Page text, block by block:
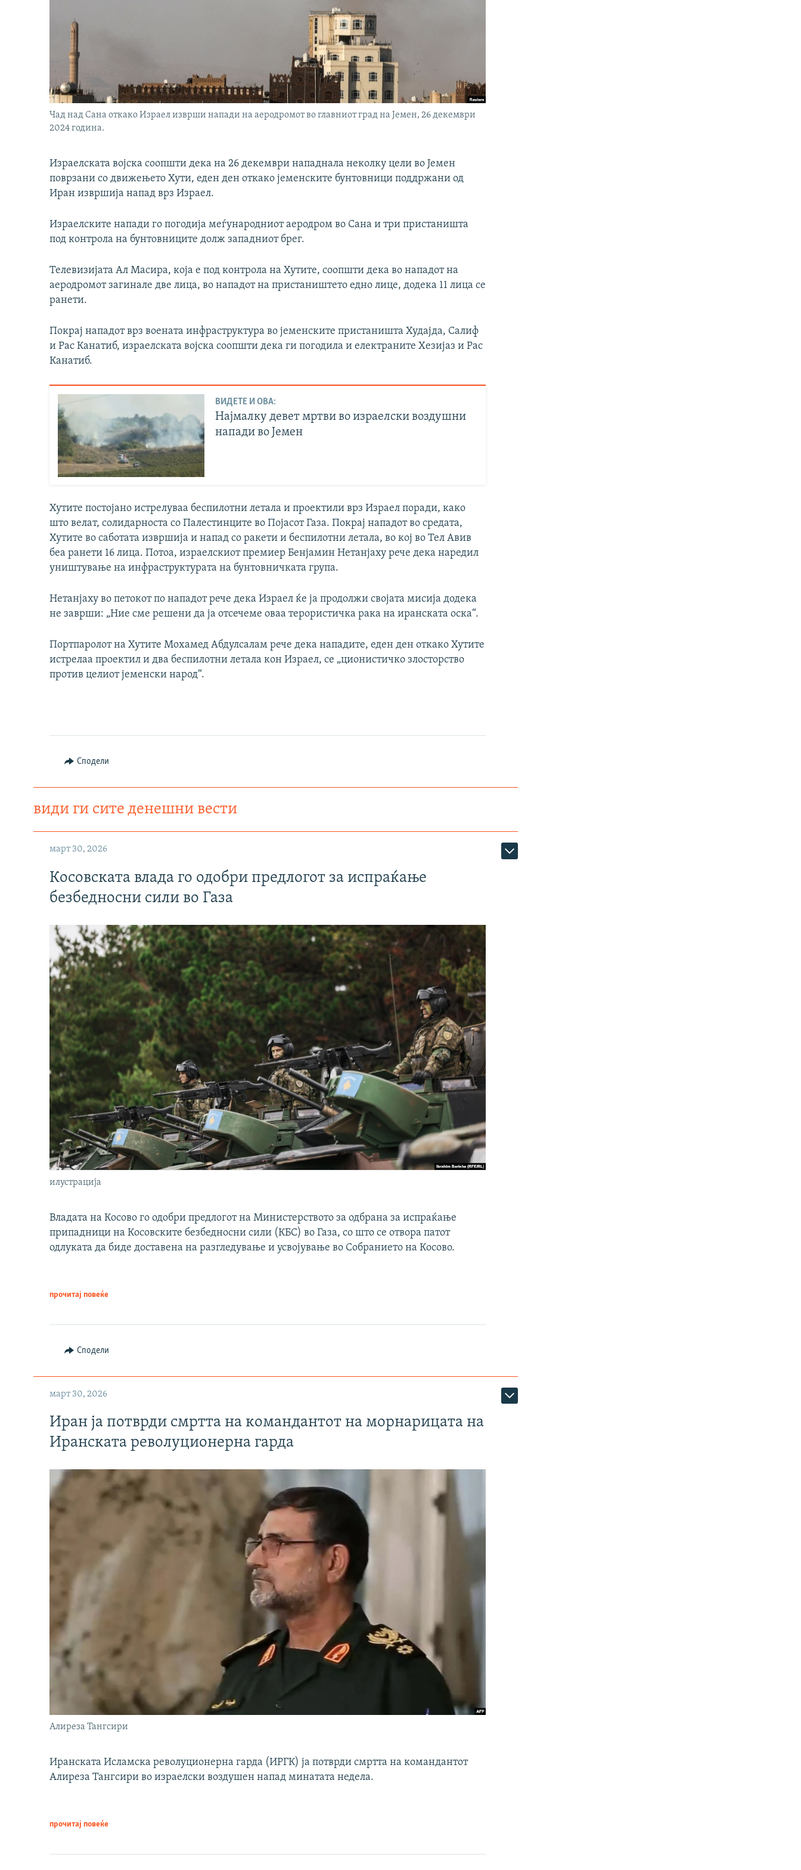
Чад над Сана откако Израел изврши напади на аеродромот во главниот град на Јемен, 26 декември
2024 година.
Израелската војска соопшти дека на 26 декември нападнала неколку цели во Јемен
поврзани со движењето Хути, еден ден откако јеменските бунтовници поддржани од
Иран извршија напад врз Израел.
Израелските напади го погодија меѓународниот аеродром во Сана и три пристаништа
под контрола на бунтовниците долж западниот брег.
Телевизијата Ал Масира, која е под контрола на Хутите, соопшти дека во нападот на
аеродромот загинале две лица, во нападот на пристаништето едно лице, додека 11 лица се
ранети.
Покрај нападот врз воената инфраструктура во јеменските пристаништа Худајда, Салиф
и Рас Канатиб, израелската војска соопшти дека ги погодила и електраните Хезијаз и Рас
Канатиб.
ВИДЕТЕ И ОВА:
Најмалку девет мртви во израелски воздушни
напади во Јемен
Хутите постојано истрелуваа беспилотни летала и проектили врз Израел поради, како
што велат, солидарноста со Палестинците во Појасот Газа. Покрај нападот во средата,
Хутите во саботата извршија и напад со ракети и беспилотни летала, во кој во Тел Авив
беа ранети 16 лица. Потоа, израелскиот премиер Бенјамин Нетанјаху рече дека наредил
уништување на инфраструктурата на бунтовничката група.
Нетанјаху во петокот по нападот рече дека Израел ќе ја продолжи својата мисија додека
не заврши: „Ние сме решени да ја отсечеме оваа терористичка рака на иранската оска“.
Портпаролот на Хутите Мохамед Абдулсалам рече дека нападите, еден ден откако Хутите
истрелаа проектил и два беспилотни летала кон Израел, се „ционистичко злосторство
против целиот јеменски народ“.
Сподели
види ги сите денешни вести
март 30, 2026
Косовската влада го одобри предлогот за испраќање
безбедносни сили во Газа
илустрација
Владата на Косово го одобри предлогот на Министерството за одбрана за испраќање
припадници на Косовските безбедносни сили (КБС) во Газа, со што се отвора патот
одлуката да биде доставена на разгледување и усвојување во Собранието на Косово.
прочитај повеќе
Сподели
март 30, 2026
Иран ја потврди смртта на командантот на морнарицата на
Иранската револуционерна гарда
Алиреза Тангсири
Иранската Исламска револуционерна гарда (ИРГК) ја потврди смртта на командантот
Алиреза Тангсири во израелски воздушен напад минатата недела.
прочитај повеќе